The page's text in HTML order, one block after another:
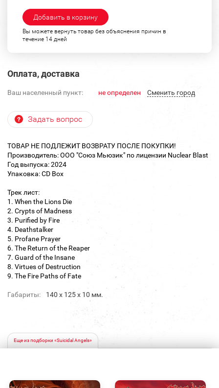
Добавить в корзину
Вы можете вернуть товар без объяснения причин в
течение 14 дней
Оплата, доставка
Ваш населенный пункт: не определен Cменить город
Задать вопрос
ТОВАР НЕ ПОДЛЕЖИТ ВОЗВРАТУ ПОСЛЕ ПОКУПКИ!
Производитель: ООО "Союз Мьюзик" по лицензии Nuclear Blast
Год выпуска: 2024
Упаковка: CD Box
Трек лист:
1. When the Lions Die
2. Crypts of Madness
3. Purified by Fire
4. Deathstalker
5. Profane Prayer
6. The Return of the Reaper
7. Guard of the Insane
8. Virtues of Destruction
9. The Fire Paths of Fate
Габариты: 140 х 125 х 10 мм.
Еще из подборки «Suicidal Angels»